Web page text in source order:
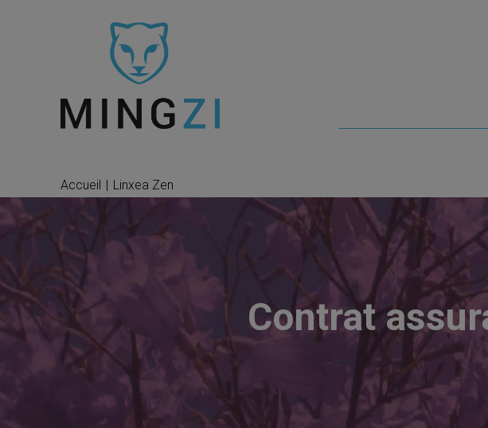
Accueil | Linxea Zen
Contrat